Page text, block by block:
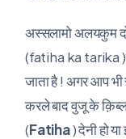
अस्सलामो अलयकुम
(fatiha ka tarika
जाता है ! अगर आप
करले बाद वुजू के
(Fatiha) देनी हो